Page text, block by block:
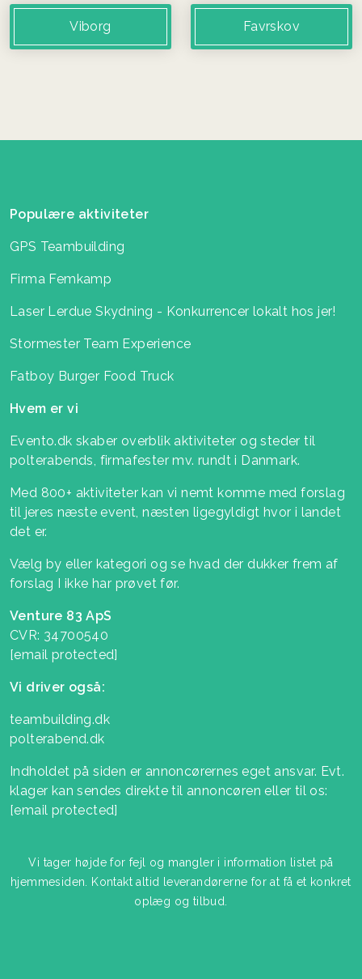
Viborg Favrskov
Populære aktiviteter
GPS Teambuilding
Firma Femkamp
Laser Lerdue Skydning - Konkurrencer lokalt hos jer!
Stormester Team Experience
Fatboy Burger Food Truck
Hvem er vi
Evento.dk skaber overblik aktiviteter og steder til
polterabends, firmafester mv. rundt i Danmark.
Med 800+ aktiviteter kan vi nemt komme med forslag
til jeres næste event, næsten ligegyldigt hvor i landet
det er.
Vælg by eller kategori og se hvad der dukker frem af
forslag I ikke har prøvet før.
Venture 83 ApS
CVR: 34700540
[email protected]
Vi driver også:
teambuilding.dk
polterabend.dk
Indholdet på siden er annoncørernes eget ansvar. Evt.
klager kan sendes direkte til annoncøren eller til os:
[email protected]
Vi tager højde for fejl og mangler i information listet på
hjemmesiden. Kontakt altid leverandørerne for at få et konkret
oplæg og tilbud.